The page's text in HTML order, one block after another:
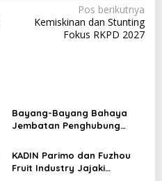
Pos berikutnya
Kemiskinan dan Stunting
Fokus RKPD 2027
Bayang-Bayang Bahaya
Jembatan Penghubung
KADIN Parimo dan Fuzhou
Fruit Industry Jajaki